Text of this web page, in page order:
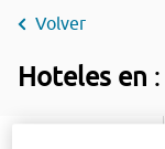
Volver
Hoteles en